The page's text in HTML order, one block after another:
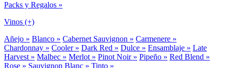
Packs y Regalos »
Vinos (+)
Añejo » Blanco » Cabernet Sauvignon » Carmenere »
Chardonnay » Cooler » Dark Red » Dulce » Ensamblaje » Late
Harvest » Malbec » Merlot » Pinot Noir » Pipeño » Red Blend »
Rose » Sauvignon Blanc » Tinto »